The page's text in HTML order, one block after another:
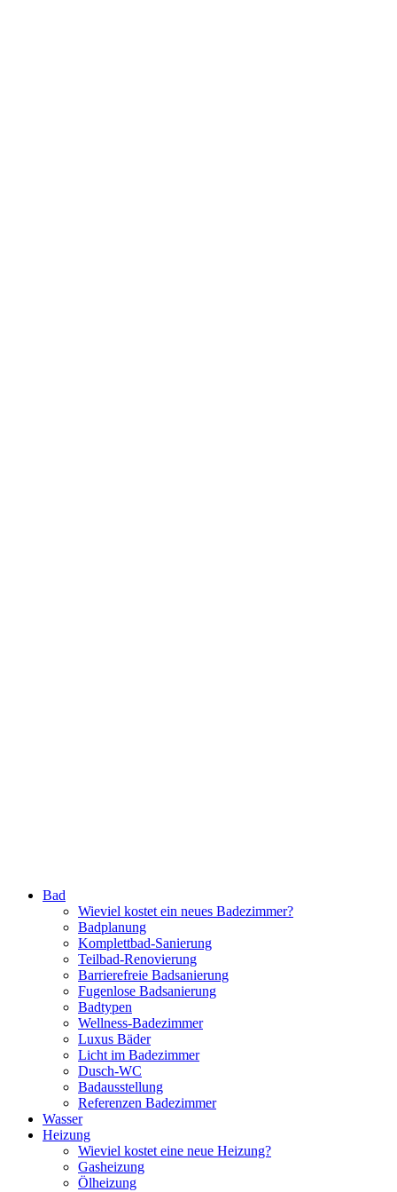
Bad
Wieviel kostet ein neues Badezimmer?
Badplanung
Komplettbad-Sanierung
Teilbad-Renovierung
Barrierefreie Badsanierung
Fugenlose Badsanierung
Badtypen
Wellness-Badezimmer
Luxus Bäder
Licht im Badezimmer
Dusch-WC
Badausstellung
Referenzen Badezimmer
Wasser
Heizung
Wieviel kostet eine neue Heizung?
Gasheizung
Ölheizung